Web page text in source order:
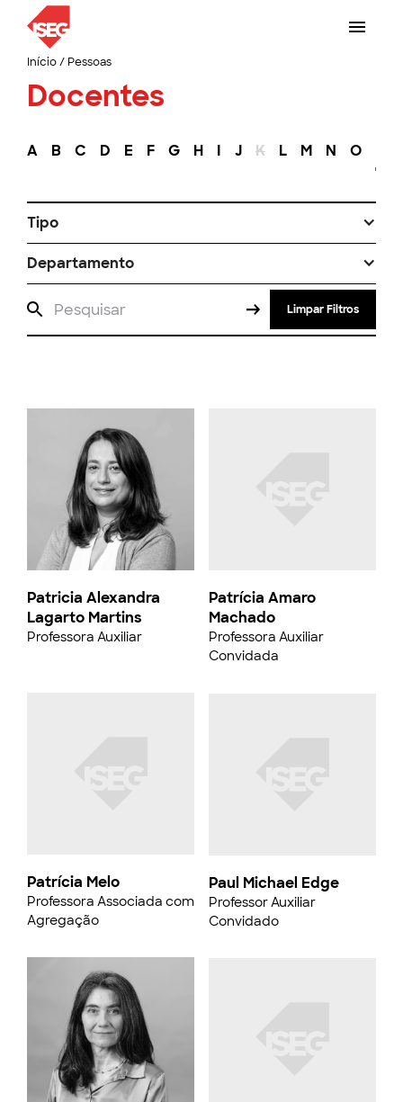
Início/ Pessoas
Docentes
A B C D E F G H I J K L M N O
Tipo
Departamento
Limpar Filtros
Patricia Alexandra
Lagarto Martins
Professora Auxiliar
Patrícia Melo
Professora Associada com
Agregação
Patrícia Amaro
Machado
Professora Auxiliar
Convidada
Paul Michael Edge
Professor Auxiliar
Convidado